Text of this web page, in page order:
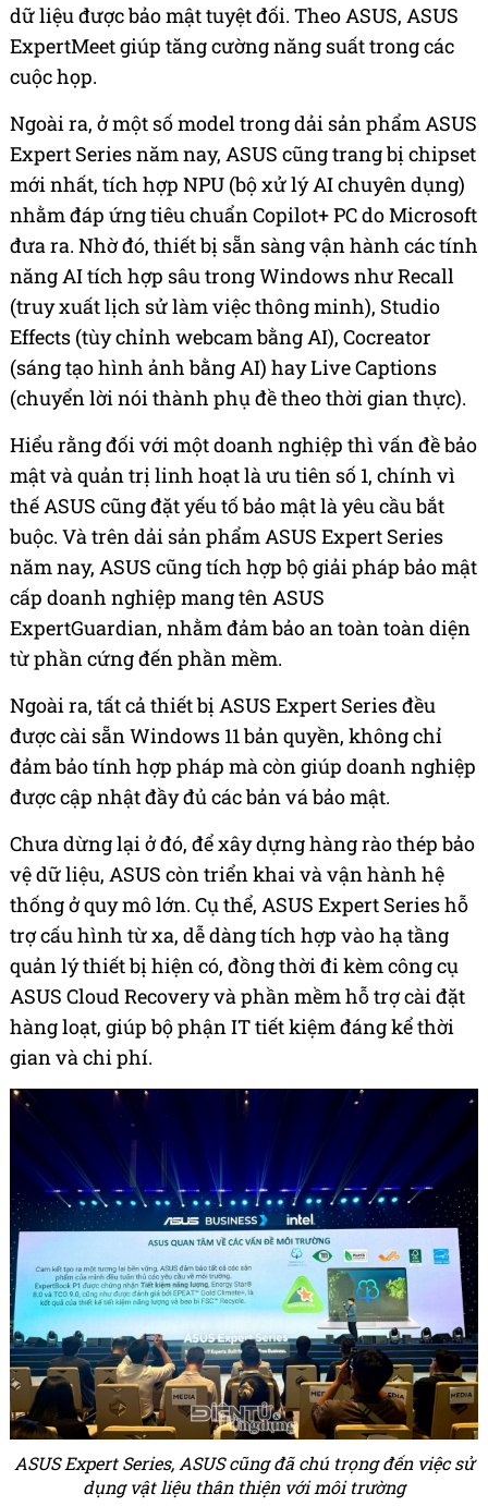
dữ liệu được bảo mật tuyệt đối. Theo ASUS, ASUS
ExpertMeet giúp tăng cường năng suất trong các
cuộc họp.
Ngoài ra, ở một số model trong dải sản phẩm ASUS
Expert Series năm nay, ASUS cũng trang bị chipset
mới nhất, tích hợp NPU (bộ xử lý AI chuyên dụng)
nhằm đáp ứng tiêu chuẩn Copilot+ PC do Microsoft
đưa ra. Nhờ đó, thiết bị sẵn sàng vận hành các tính
năng AI tích hợp sâu trong Windows như Recall
(truy xuất lịch sử làm việc thông minh), Studio
Effects (tùy chỉnh webcam bằng AI), Cocreator
(sáng tạo hình ảnh bằng AI) hay Live Captions
(chuyển lời nói thành phụ đề theo thời gian thực).
Hiểu rằng đối với một doanh nghiệp thì vấn đề bảo
mật và quản trị linh hoạt là ưu tiên số 1, chính vì
thế ASUS cũng đặt yếu tố bảo mật là yêu cầu bắt
buộc. Và trên dải sản phẩm ASUS Expert Series
năm nay, ASUS cũng tích hợp bộ giải pháp bảo mật
cấp doanh nghiệp mang tên ASUS
ExpertGuardian, nhằm đảm bảo an toàn toàn diện
từ phần cứng đến phần mềm.
Ngoài ra, tất cả thiết bị ASUS Expert Series đều
được cài sẵn Windows 11 bản quyền, không chỉ
đảm bảo tính hợp pháp mà còn giúp doanh nghiệp
được cập nhật đầy đủ các bản vá bảo mật.
Chưa dừng lại ở đó, để xây dựng hàng rào thép bảo
vệ dữ liệu, ASUS còn triển khai và vận hành hệ
thống ở quy mô lớn. Cụ thể, ASUS Expert Series hỗ
trợ cấu hình từ xa, dễ dàng tích hợp vào hạ tầng
quản lý thiết bị hiện có, đồng thời đi kèm công cụ
ASUS Cloud Recovery và phần mềm hỗ trợ cài đặt
hàng loạt, giúp bộ phận IT tiết kiệm đáng kể thời
gian và chi phí.
ASUS Expert Series, ASUS cũng đã chú trọng đến việc sử
dụng vật liệu thân thiện với môi trường